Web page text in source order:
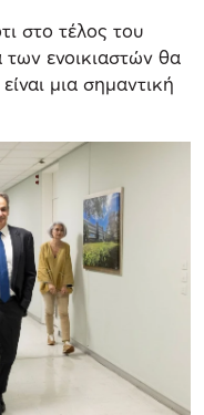
στο τέλος του
των ενοικιαστών θα
μια σημαντική